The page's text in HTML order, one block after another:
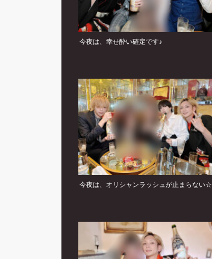
今夜は、幸せ酔い確定です♪
今夜は、オリシャンラッシュが止まらない☆